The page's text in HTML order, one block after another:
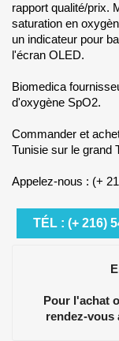
rapport qualité/prix.
saturation en
un indicateur pour
l'écran OLED.
Biomedica
d'oxygène SpO2.
Commander et
Tunisie sur le grand
Appelez-nous : (+
TÉL : (+ 216)
Pour l'achat
rendez-vous